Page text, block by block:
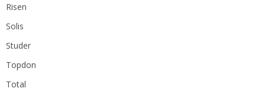
Risen
Solis
Studer
Topdon
Total